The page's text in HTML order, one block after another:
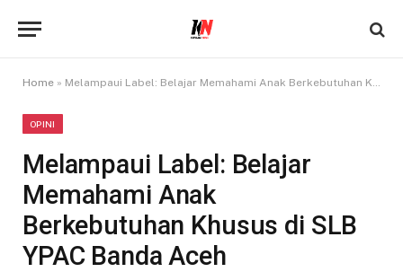
Home » Melampaui Label: Belajar Memahami Anak Berkebutuhan Khusus di SLB YPAC Banda Aceh
OPINI
Melampaui Label: Belajar
Memahami Anak
Berkebutuhan Khusus di SLB
YPAC Banda Aceh